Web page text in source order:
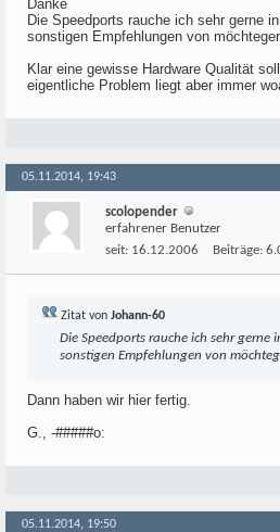
Danke
Die Speedports rauche ich sehr gerne
sonstigen Empfehlungen von
Klar eine gewisse Hardware Qualität
eigentliche Problem liegt aber immer
05.11.2014, 19:43
scolopender
erfahrener Benutzer
seit: 16.12.2006 Beiträge:
Zitat von Johann-60
Die Speedports rauche ich sehr gerne
sonstigen Empfehlungen von
Dann haben wir hier fertig.
G., -#####o:
05.11.2014, 19:50